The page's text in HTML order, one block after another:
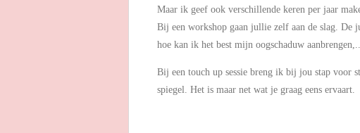
Maar ik geef ook verschillende keren per jaar
Bij een workshop gaan jullie zelf aan de slag. De
hoe kan ik het best mijn oogschaduw
Bij een touch up sessie breng ik bij jou stap voor
spiegel. Het is maar net wat je graag eens ervaart.